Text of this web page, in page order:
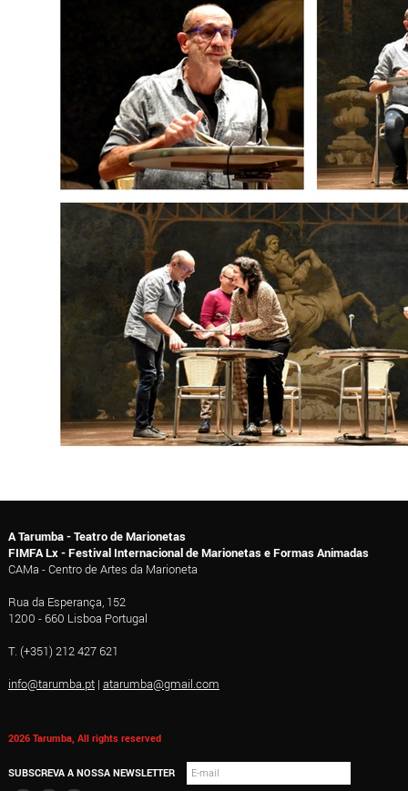
A Tarumba - Teatro de Marionetas
FIMFA Lx - Festival Internacional de Marionetas e Formas Animadas
CAMa - Centro de Artes da Marioneta
Rua da Esperança, 152
1200 - 660 Lisboa Portugal
T. (+351) 212 427 621
info@tarumba.pt| atarumba@gmail.com
2026 Tarumba, All rights reserved
SUBSCREVA A NOSSA NEWSLETTER